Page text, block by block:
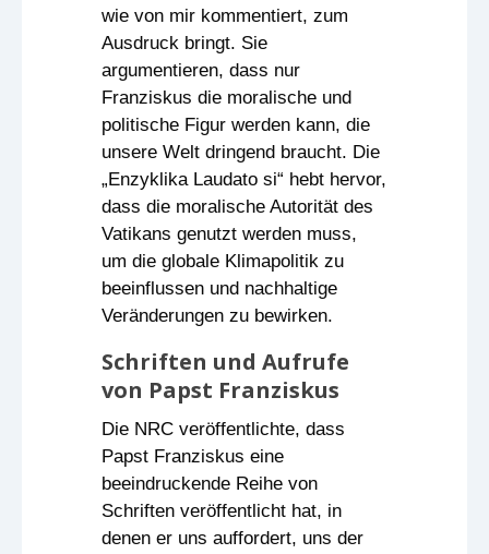
wie von mir kommentiert, zum
Ausdruck bringt. Sie
argumentieren, dass nur
Franziskus die moralische und
politische Figur werden kann, die
unsere Welt dringend braucht. Die
„Enzyklika Laudato si“ hebt hervor,
dass die moralische Autorität des
Vatikans genutzt werden muss,
um die globale Klimapolitik zu
beeinflussen und nachhaltige
Veränderungen zu bewirken.
Schriften und Aufrufe
von Papst Franziskus
Die NRC veröffentlichte, dass
Papst Franziskus eine
beeindruckende Reihe von
Schriften veröffentlicht hat, in
denen er uns auffordert, uns der